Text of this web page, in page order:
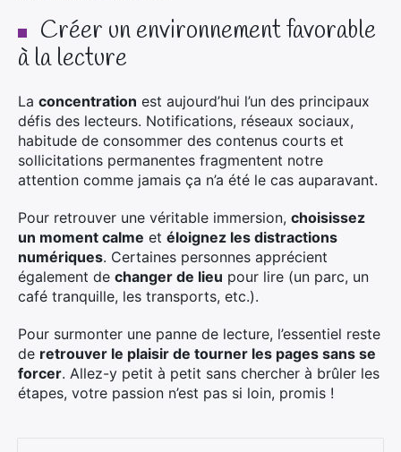
Créer un environnement favorable
à la lecture
La concentration est aujourd’hui l’un des principaux
défis des lecteurs. Notifications, réseaux sociaux,
habitude de consommer des contenus courts et
sollicitations permanentes fragmentent notre
attention comme jamais ça n’a été le cas auparavant.
Pour retrouver une véritable immersion, choisissez
un moment calme et éloignez les distractions
numériques. Certaines personnes apprécient
également de changer de lieu pour lire (un parc, un
café tranquille, les transports, etc.).
Pour surmonter une panne de lecture, l’essentiel reste
de retrouver le plaisir de tourner les pages sans se
forcer. Allez-y petit à petit sans chercher à brûler les
étapes, votre passion n’est pas si loin, promis !